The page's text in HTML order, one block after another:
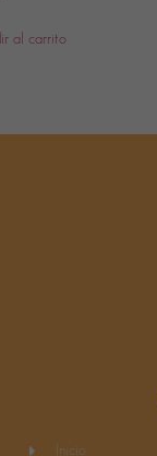
al carrito
Inicio